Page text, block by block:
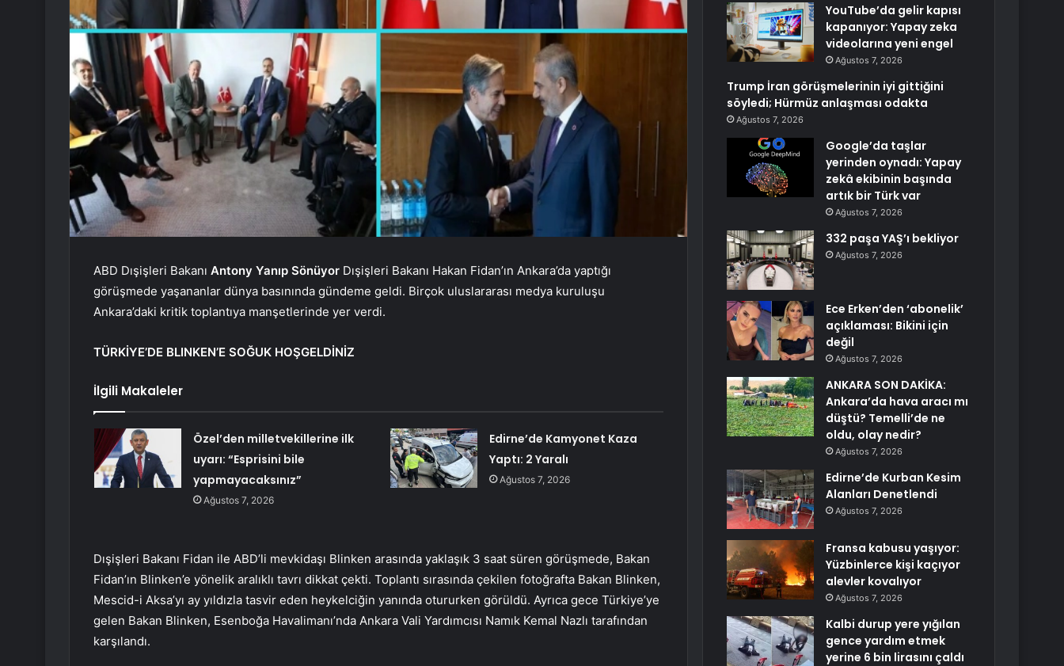
ABD Dışişleri Bakanı Antony Yanıp Sönüyor Dışişleri Bakanı Hakan Fidan’ın Ankara’da yaptığı
görüşmede yaşananlar dünya basınında gündeme geldi. Birçok uluslararası medya kuruluşu
Ankara’daki kritik toplantıya manşetlerinde yer verdi.
TÜRKİYE’DE BLINKEN’E SOĞUK HOŞGELDİNİZ
İlgili Makaleler
Özel’den milletvekillerine ilk
uyarı: “Esprisini bile
yapmayacaksınız”
Ağustos 7, 2026
Edirne’de Kamyonet Kaza
Yaptı: 2 Yaralı
Ağustos 7, 2026
Dışişleri Bakanı Fidan ile ABD’li mevkidaşı Blinken arasında yaklaşık 3 saat süren görüşmede, Bakan
Fidan’ın Blinken’e yönelik aralıklı tavrı dikkat çekti. Toplantı sırasında çekilen fotoğrafta Bakan Blinken,
Mescid-i Aksa’yı ay yıldızla tasvir eden heykelciğin yanında otururken görüldü. Ayrıca gece Türkiye’ye
gelen Bakan Blinken, Esenboğa Havalimanı’nda Ankara Vali Yardımcısı Namık Kemal Nazlı tarafından
karşılandı.
YouTube’da gelir kapısı
kapanıyor: Yapay zeka
videolarına yeni engel
Ağustos 7, 2026
Trump İran görüşmelerinin iyi gittiğini
söyledi; Hürmüz anlaşması odakta
Ağustos 7, 2026
Google’da taşlar
yerinden oynadı: Yapay
zekâ ekibinin başında
artık bir Türk var
Ağustos 7, 2026
332 paşa YAŞ’ı bekliyor
Ağustos 7, 2026
Ece Erken’den ‘abonelik’
açıklaması: Bikini için
değil
Ağustos 7, 2026
ANKARA SON DAKİKA:
Ankara’da hava aracı mı
düştü? Temelli’de ne
oldu, olay nedir?
Ağustos 7, 2026
Edirne’de Kurban Kesim
Alanları Denetlendi
Ağustos 7, 2026
Fransa kabusu yaşıyor:
Yüzbinlerce kişi kaçıyor
alevler kovalıyor
Ağustos 7, 2026
Kalbi durup yere yığılan
gence yardım etmek
yerine 6 bin lirasını çaldı